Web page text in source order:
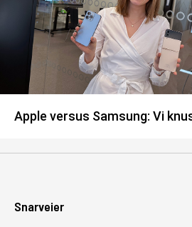
Apple versus Samsung: Vi
Snarveier